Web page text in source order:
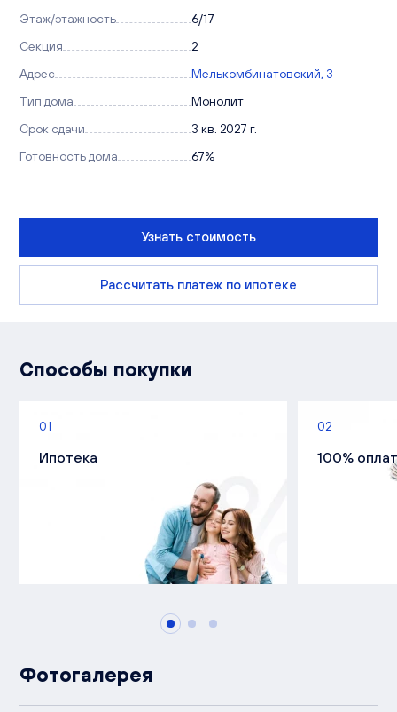
Этаж/этажность
6/17
Секция
2
Адрес
Мелькомбинатовский, 3
Тип дома
Монолит
Срок сдачи
3 кв. 2027 г.
Готовность дома
67%
Узнать стоимость
Рассчитать платеж по ипотеке
Способы покупки
01
Ипотека
02
100%
Фотогалерея